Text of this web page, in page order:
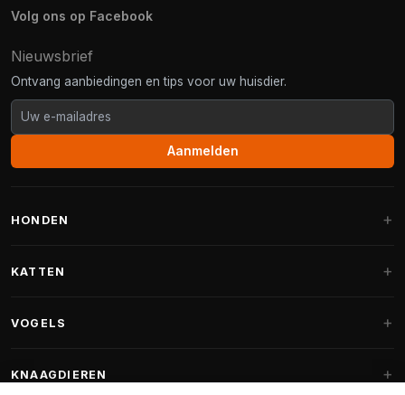
Volg ons op Facebook
Nieuwsbrief
Ontvang aanbiedingen en tips voor uw huisdier.
Aanmelden
HONDEN
Fantail hondenmanden
KATTEN
Krabpalen voor Maine Coon
VOGELS
KNAAGDIEREN